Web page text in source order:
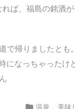
れば、福島の銘酒
で帰りましたとも。
になっちゃったけ
 温泉 , 美味